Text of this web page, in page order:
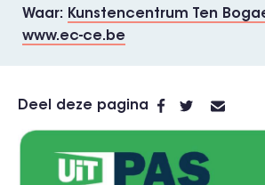
Waar
Kunstencentrum Ten
www.ec-ce.be
Deel deze pagina